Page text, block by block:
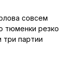
совсем
тюменки резко
три партии